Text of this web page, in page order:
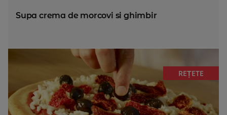
Supa crema de morcovi si ghimbir
REȚETE